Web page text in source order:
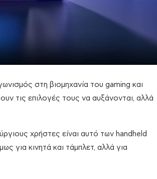
στη βιομηχανία του gaming και
τις επιλογές τους να αυξάνονται, αλλά
χρήστες είναι αυτό των handheld
για κινητά και τάμπλετ, αλλά για